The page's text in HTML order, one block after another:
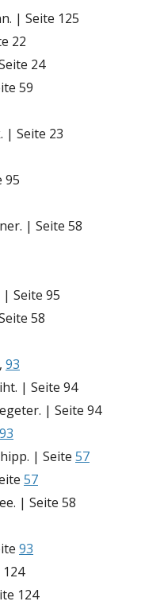
| Seite 125
22
24
59
| Seite 23
95
| Seite 58
Seite 95
58
93
| Seite 94
| Seite 94
93
| Seite 57
57
| Seite 58
93
124